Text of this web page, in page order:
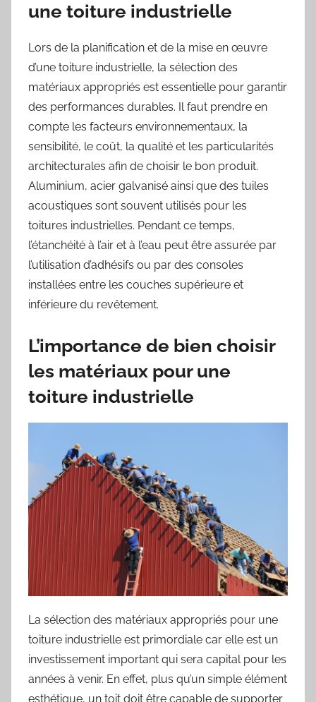
une toiture industrielle
Lors de la planification et de la mise en œuvre
d’une toiture industrielle, la sélection des
matériaux appropriés est essentielle pour garantir
des performances durables. Il faut prendre en
compte les facteurs environnementaux, la
sensibilité, le coût, la qualité et les particularités
architecturales afin de choisir le bon produit.
Aluminium, acier galvanisé ainsi que des tuiles
acoustiques sont souvent utilisés pour les
toitures industrielles. Pendant ce temps,
l’étanchéité à l’air et à l’eau peut être assurée par
l’utilisation d’adhésifs ou par des consoles
installées entre les couches supérieure et
inférieure du revêtement.
L’importance de bien choisir
les matériaux pour une
toiture industrielle
La sélection des matériaux appropriés pour une
toiture industrielle est primordiale car elle est un
investissement important qui sera capital pour les
années à venir. En effet, plus qu’un simple élément
esthétique, un toit doit être capable de supporter